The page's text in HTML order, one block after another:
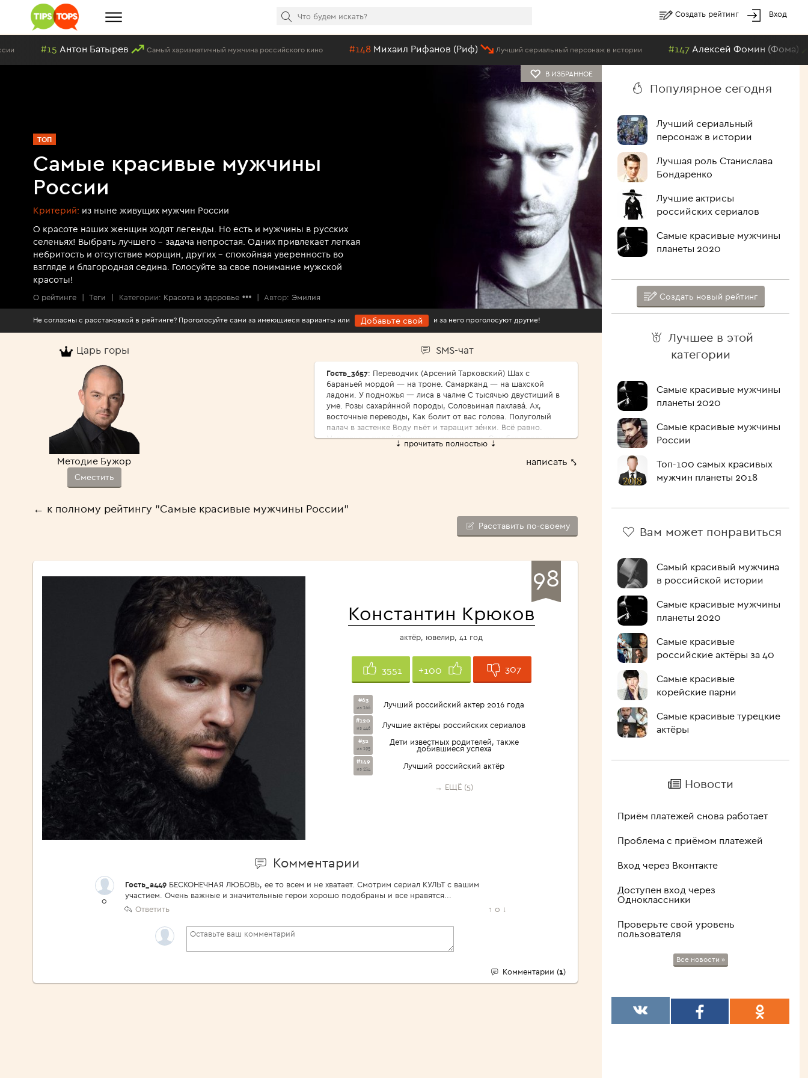
Создать рейтинг Вход
Антон Батырев Самый харизматичный мужчина российского кино Михаил Рифанов (Риф) Лучший сериальный персонаж в истории Алексей Фомин (Фома)
В ИЗБРАННОЕ
ТОП
Самые красивые мужчины
России
Критерий: из ныне живущих мужчин России
О красоте наших женщин ходят легенды. Но есть и мужчины в русских
селеньях! Выбрать лучшего - задача непростая. Одних привлекает легкая
небритость и отсутствие морщин, других - спокойная уверенность во
взгляде и благородная седина. Голосуйте за свое понимание мужской
красоты!
О рейтинге | Теги | Категории: Красота и здоровье | Автор: Эмилия
Не согласны с расстановкой в рейтинге? Проголосуйте сами за имеющиеся варианты или Добавьте свой и за него проголосуют другие!
Царь горы
Методие Бужор
Сместить
SMS-чат
Гость_3657: Переводчик (Арсений Тарковский) Шах с
бараньей мордой — на троне. Самарканд — на шахской
ладони. У подножья — лиса в чалме С тысячью двустиший в
уме. Розы сахари́нной породы, Соловьиная пахлава́. Ах,
восточные переводы, Как болит от вас голова. Полуголый
палач в застенке Воду пьёт и таращит зе́нки. Всё равно.
Мертвеца в рядно́ Зашивают, пока темно. Спи без просыпу,
царь природы, Где твой меч и твои права? Ах, восточные
переводы, Как болит от вас голова. Да пребудет роза
Арифметику парных строчек? Каково тебе по песку Волочить
старуху-тоску? Ржа пустыни щепотью соды Ни жива шипит,
ни мертва́. Ах, восточные переводы, Как болит от вас голова.
⇣ прочитать полностью ⇣
написать ⤣
← к полному рейтингу "Самые красивые мужчины России"
Расставить по-своему
98
Константин Крюков
актёр, ювелир, 41 год
3551 +100 307
#63
из 166 Лучший российский актер 2016 года
#120
из 446 Лучшие актёры российских сериалов
#32
из 195
Дети известных родителей, также
добившиеся успеха
#149
из 234 Лучший российский актёр
→ ЕЩЁ (5)
Комментарии
0
Гость_a449 БЕСКОНЕЧНАЯ ЛЮБОВЬ, ее то всем и не хватает. Смотрим сериал КУЛЬТ с вашим
участием. Очень важные и значительные герои хорошо подобраны и все нравятся...
Ответить
↑ 0 ↓
Комментарии (1)
Популярное сегодня
Лучший сериальный
персонаж в истории
Лучшая роль Станислава
Бондаренко
Лучшие актрисы
российских сериалов
Самые красивые мужчины
планеты 2020
Создать новый рейтинг
Лучшее в этой
категории
Самые красивые мужчины
планеты 2020
Самые красивые мужчины
России
Топ-100 самых красивых
мужчин планеты 2018
Вам может понравиться
Самый красивый мужчина
в российской истории
Самые красивые мужчины
планеты 2020
Самые красивые
российские актёры за 40
Самые красивые
корейские парни
Самые красивые турецкие
актёры
Новости
Приём платежей снова работает
Проблема с приёмом платежей
Вход через Вконтакте
Доступен вход через
Одноклассники
Проверьте свой уровень
пользователя
Все новости »